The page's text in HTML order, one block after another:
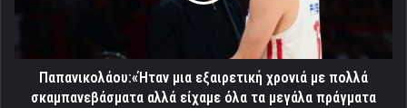
σκαμπανεβάσματα
είχαμε
Παπανικολάου:«Ήταν μια εξαιρετική χρονιά με πολλά
σκαμπανεβάσματα αλλά είχαμε όλα τα μεγάλα πράγματα